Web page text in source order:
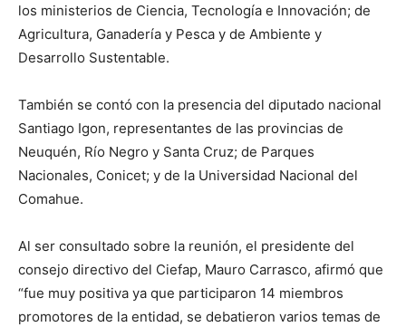
los ministerios de Ciencia, Tecnología e Innovación; de
Agricultura, Ganadería y Pesca y de Ambiente y
Desarrollo Sustentable.
También se contó con la presencia del diputado nacional
Santiago Igon, representantes de las provincias de
Neuquén, Río Negro y Santa Cruz; de Parques
Nacionales, Conicet; y de la Universidad Nacional del
Comahue.
Al ser consultado sobre la reunión, el presidente del
consejo directivo del Ciefap, Mauro Carrasco, afirmó que
“fue muy positiva ya que participaron 14 miembros
promotores de la entidad, se debatieron varios temas de